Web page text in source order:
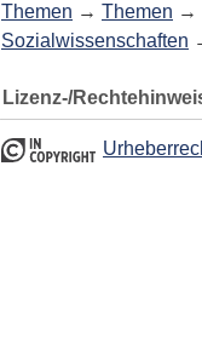
Themen → Themen →
Sozialwissenschaften
Lizenz-/